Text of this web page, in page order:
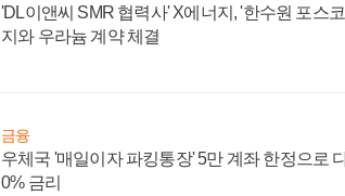
'DL이앤씨 SMR 협력사' X에너지, '한수원 포스
지와 우라늄 계약 체결
금융
우체국 '매일이자 파킹통장' 5만 계좌 한정으로
0% 금리